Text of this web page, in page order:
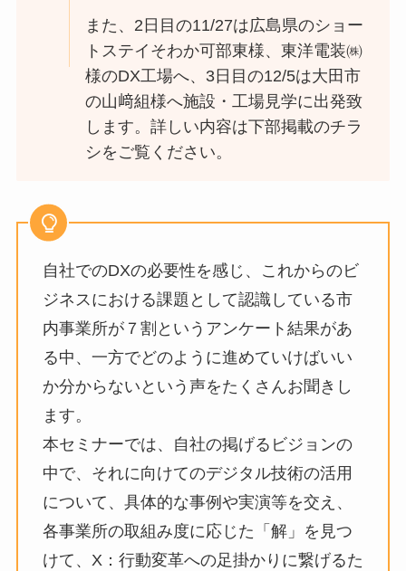
また、2日目の11/27は広島県のショー
トステイそわか可部東様、東洋電装㈱
様のDX工場へ、3日目の12/5は大田市
の山﨑組様へ施設・工場見学に出発致
します。詳しい内容は下部掲載のチラ
シをご覧ください。
自社でのDXの必要性を感じ、これからのビ
ジネスにおける課題として認識している市
内事業所が７割というアンケート結果があ
る中、一方でどのように進めていけばいい
か分からないという声をたくさんお聞きし
ます。
本セミナーでは、自社の掲げるビジョンの
中で、それに向けてのデジタル技術の活用
について、具体的な事例や実演等を交え、
各事業所の取組み度に応じた「解」を見つ
けて、X：行動変革への足掛かりに繋げるた